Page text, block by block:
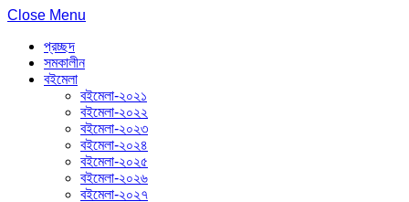
Close Menu
প্রচ্ছদ
সমকালীন
বইমেলা
বইমেলা-২০২১
বইমেলা-২০২২
বইমেলা-২০২৩
বইমেলা-২০২৪
বইমেলা-২০২৫
বইমেলা-২০২৬
বইমেলা-২০২৭